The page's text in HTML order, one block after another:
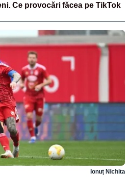
Ce provocări făcea pe TikTok
Ionuț Nichita